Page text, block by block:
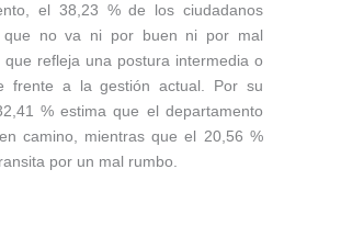
el 38,23 % de los ciudadanos
que no va ni por buen ni por mal
que refleja una postura intermedia o
frente a la gestión actual. Por su
% estima que el departamento
camino, mientras que el 20,56 %
por un mal rumbo.